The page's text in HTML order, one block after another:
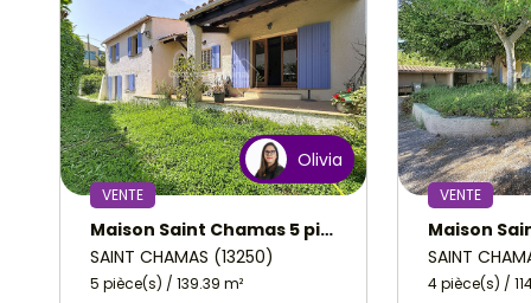
Olivia
VENTE
Maison Saint Chamas 5 pièce(s) 139.39 m2 sur 600m² de terrain
SAINT CHAMAS (13250)
5 pièce(s) / 139.39 m²
VENTE
SAINT
4 pièce(s) /